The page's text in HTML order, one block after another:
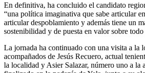
En definitiva, ha concluido el candidato
“una política imaginativa que sabe articular
articular despoblamiento y además tiene un
sostenibilidad y de puesta en valor sobre
La jornada ha continuado con una visita a la
acompañados de Jesús Recuero, actual
la localidad y Asier Salazar, número uno a la